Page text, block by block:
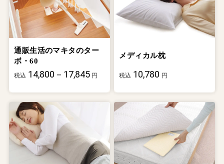
通販生活のマキタのター
ボ・60
税込 14,800－17,845 円
メディカル枕
税込 10,780 円